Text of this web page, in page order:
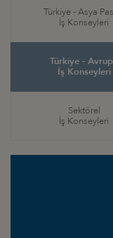
Türkiye - Asya
İş Konseyleri
Türkiye -
İş Konseyleri
Sektörel
İş Konseyleri